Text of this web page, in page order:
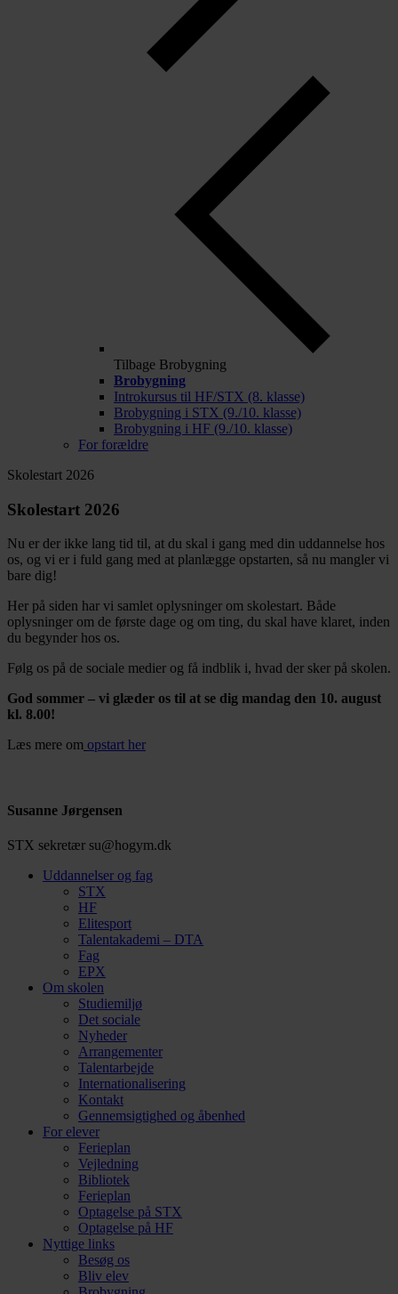
Tilbage Brobygning
Brobygning
Introkursus til HF/STX (8. klasse)
Brobygning i STX (9./10. klasse)
Brobygning i HF (9./10. klasse)
For forældre
Skolestart 2026
Skolestart 2026
Nu er der ikke lang tid til, at du skal i gang med din uddannelse hos
os, og vi er i fuld gang med at planlægge opstarten, så nu mangler vi
bare dig!
Her på siden har vi samlet oplysninger om skolestart. Både
oplysninger om de første dage og om ting, du skal have klaret, inden
du begynder hos os.
Følg os på de sociale medier og få indblik i, hvad der sker på skolen.
God sommer – vi glæder os til at se dig mandag den 10. august
kl. 8.00!
Læs mere om opstart her
Susanne Jørgensen
STX sekretær su@hogym.dk
Uddannelser og fag
STX
HF
Elitesport
Talentakademi – DTA
Fag
EPX
Om skolen
Studiemiljø
Det sociale
Nyheder
Arrangementer
Talentarbejde
Internationalisering
Kontakt
Gennemsigtighed og åbenhed
For elever
Ferieplan
Vejledning
Bibliotek
Ferieplan
Optagelse på STX
Optagelse på HF
Nyttige links
Besøg os
Bliv elev